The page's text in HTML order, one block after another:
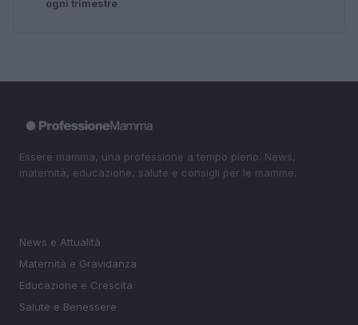
ogni trimestre
Essere mamma, una professione a tempo pieno. News,
maternità, educazione, salute e consigli per le mamme.
News e Attualità
Maternità e Gravidanza
Educazione e Crescita
Salute e Benessere